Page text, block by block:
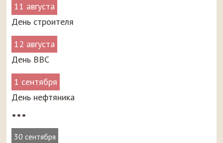
11 августа
День строителя
12 августа
День ВВС
1 сентября
День нефтяника
•••
30 сентября